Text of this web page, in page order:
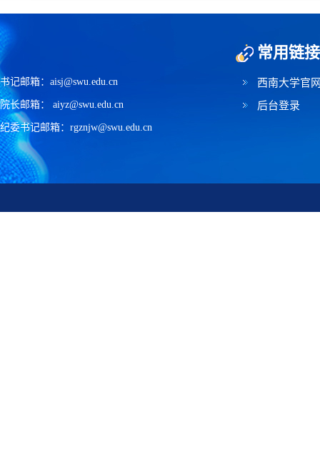
书记邮箱：aisj@swu.edu.cn
院长邮箱： aiyz@swu.edu.cn
纪委书记邮箱：rgznjw@swu.edu.cn
常用链接
西南大学官
后台登录